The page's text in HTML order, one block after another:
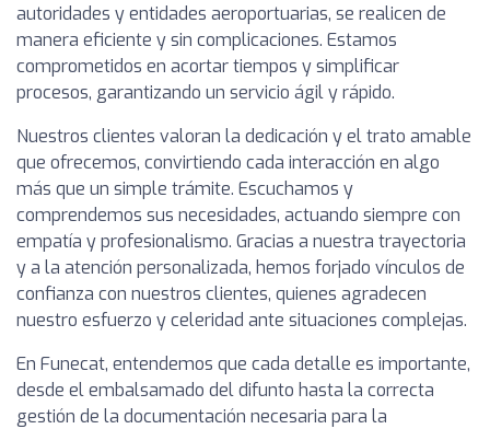
autoridades y entidades aeroportuarias, se realicen de
manera eficiente y sin complicaciones. Estamos
comprometidos en acortar tiempos y simplificar
procesos, garantizando un servicio ágil y rápido.
Nuestros clientes valoran la dedicación y el trato amable
que ofrecemos, convirtiendo cada interacción en algo
más que un simple trámite. Escuchamos y
comprendemos sus necesidades, actuando siempre con
empatía y profesionalismo. Gracias a nuestra trayectoria
y a la atención personalizada, hemos forjado vínculos de
confianza con nuestros clientes, quienes agradecen
nuestro esfuerzo y celeridad ante situaciones complejas.
En Funecat, entendemos que cada detalle es importante,
desde el embalsamado del difunto hasta la correcta
gestión de la documentación necesaria para la